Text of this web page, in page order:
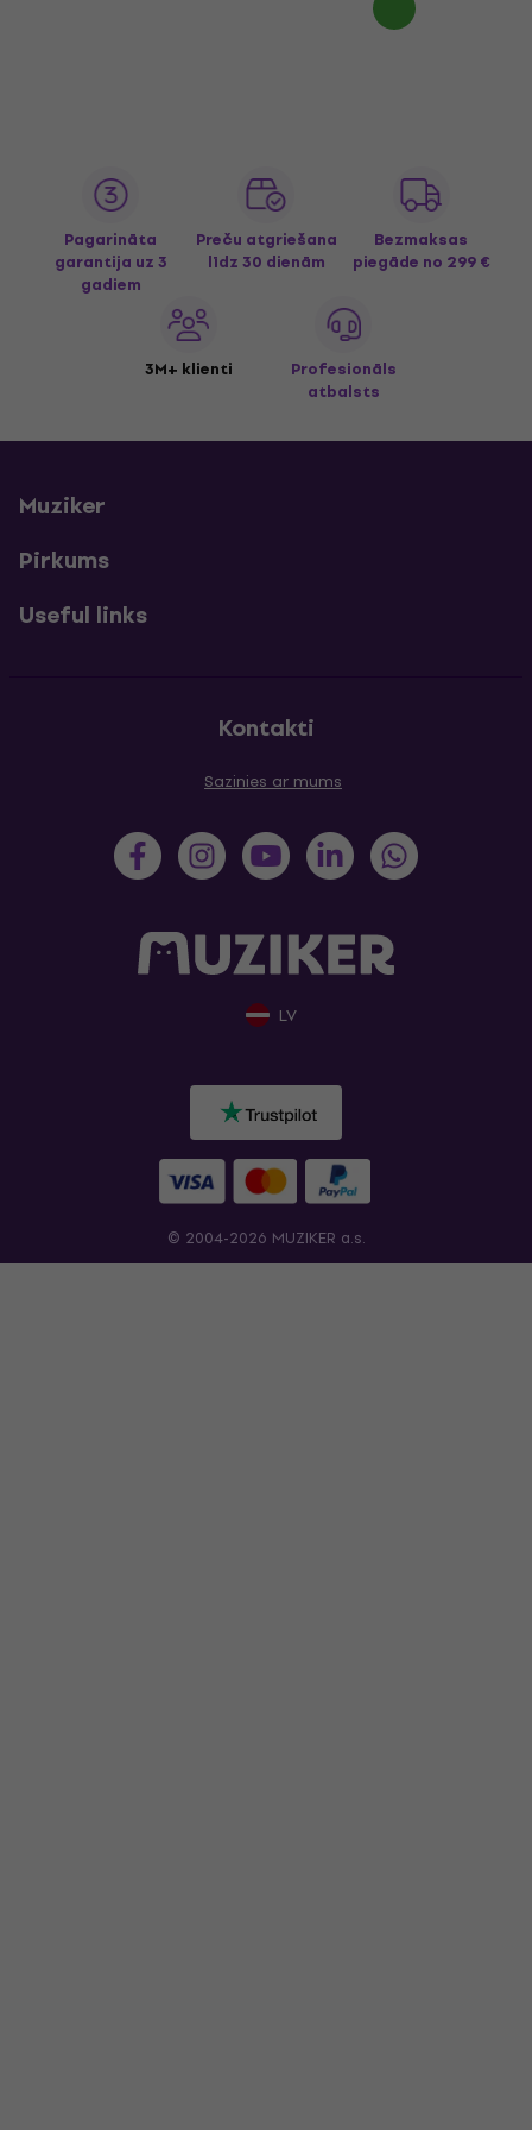
Pagarināta
garantija uz 3
gadiem
Preču atgriešana
līdz 30 dienām
Bezmaksas
piegāde no 299 €
3M+ klienti
Profesionāls
atbalsts
Muziker
Pirkums
Useful links
Kontakti
Sazinies ar mums
LV
© 2004-2026 MUZIKER a.s.